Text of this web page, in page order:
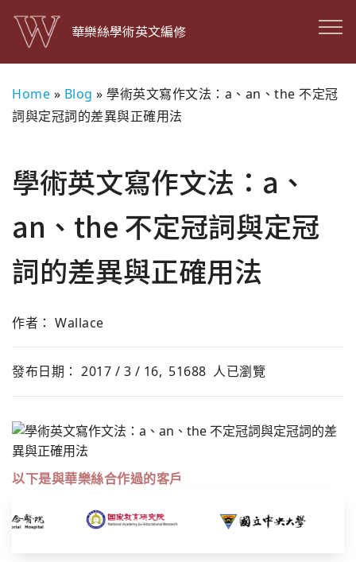
華樂絲學術英文編修
Home » Blog » 學術英文寫作文法：a、an、the 不定冠
詞與定冠詞的差異與正確用法
學術英文寫作文法：a、
an、the 不定冠詞與定冠
詞的差異與正確用法
作者： Wallace
發布日期： 2017 / 3 / 16, 51688 人已瀏覽
以下是與華樂絲合作過的客戶